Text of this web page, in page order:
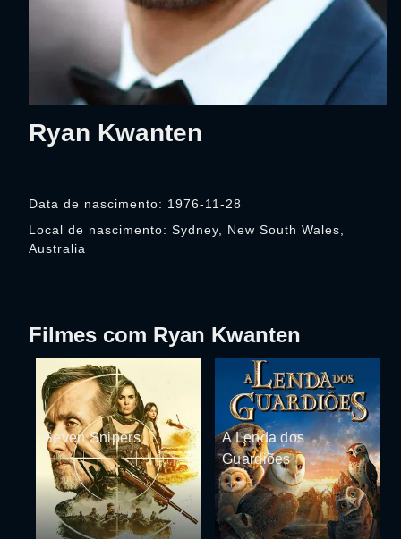
Ryan Kwanten
Data de nascimento: 1976-11-28
Local de nascimento: Sydney, New South Wales,
Australia
Filmes com Ryan Kwanten
Seven Snipers
A Lenda dos
Guardiões